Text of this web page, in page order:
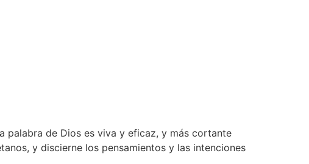
palabra de Dios es viva y eficaz, y más cortante
y discierne los pensamientos y las intenciones